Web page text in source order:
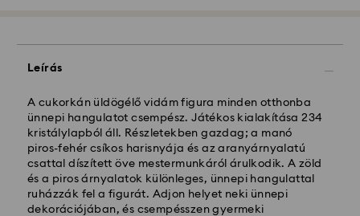
Leírás
A cukorkán üldögélő vidám figura minden otthonba
ünnepi hangulatot csempész. Játékos kialakítása 234
kristálylapból áll. Részletekben gazdag; a manó
piros-fehér csíkos harisnyája és az aranyárnyalatú
csattal díszített öve mestermunkáról árulkodik. A zöld
és a piros árnyalatok különleges, ünnepi hangulattal
ruházzák fel a figurát. Adjon helyet neki ünnepi
dekorációjában, és csempésszen gyermeki
megrendeléseket még aznap dolgozzuk fel majd
Hagyományos kiszállítási: 3 munkanap a feldolgozás
és a szállítás után
Hagyományos kiszállítási költség: HUF 2'000
Ingyenes kiszállítás a rendelések felett: HUF 39 960
Expressz kiszállítási -FedEx